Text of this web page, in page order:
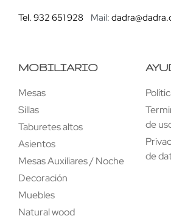
Tel. 932 651 928 Mail:
MOBILIARIO
Mesas
Sillas
Taburetes altos
Asientos
Mesas Auxiliares / Noche
Decoración
Muebles
Natural wood
de
de